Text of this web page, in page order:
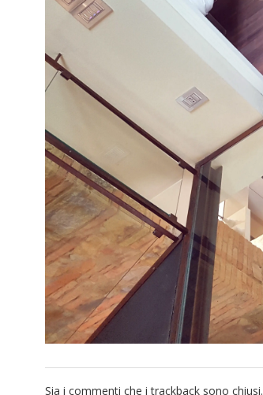
Sia i commenti che i trackback sono chiusi.